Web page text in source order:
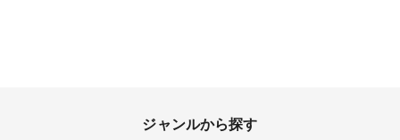
ジャンルから探す